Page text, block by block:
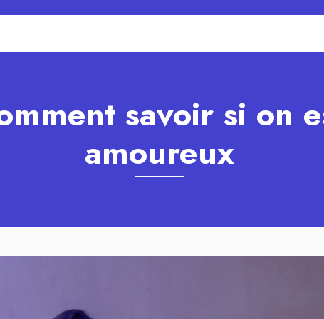
savoir si on
amoureux